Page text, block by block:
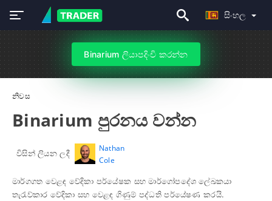
සිංහල
Binarium ලියාපදිංචි කරන්න
නිවස
Binarium පුරනය වන්න
විසින් ලියන ලදී
Nathan
Cole
මාර්ගගත වෙළඳ වේදිකා පර්යේෂක සහ මාර්ගෝපදේශ ලේඛකයා
තැරැව්කාර වේදිකා සහ වෙළඳ ගිණුම් පද්ධති පර්යේෂණ කරයි.